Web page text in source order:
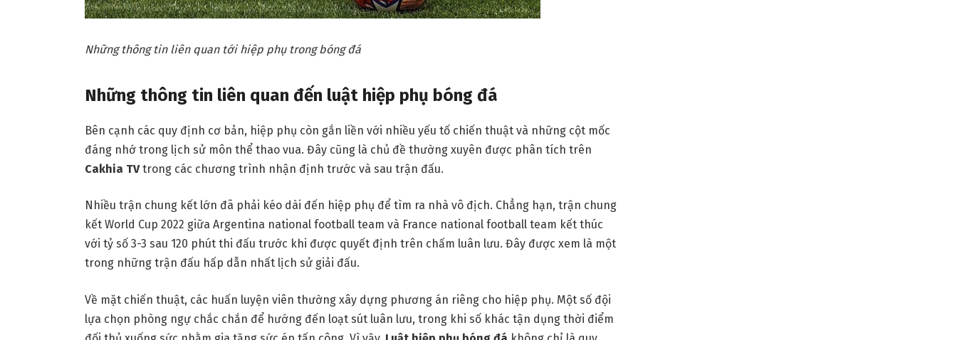
Những thông tin liên quan tới hiệp phụ trong bóng đá
Những thông tin liên quan đến luật hiệp phụ bóng đá
Bên cạnh các quy định cơ bản, hiệp phụ còn gắn liền với nhiều yếu tố chiến thuật và những cột mốc
đáng nhớ trong lịch sử môn thể thao vua. Đây cũng là chủ đề thường xuyên được phân tích trên
Cakhia TVtrong các chương trình nhận định trước và sau trận đấu.
Nhiều trận chung kết lớn đã phải kéo dài đến hiệp phụ để tìm ra nhà vô địch. Chẳng hạn, trận chung
kết World Cup 2022 giữa Argentina national football team và France national football team kết thúc
với tỷ số 3-3 sau 120 phút thi đấu trước khi được quyết định trên chấm luân lưu. Đây được xem là một
trong những trận đấu hấp dẫn nhất lịch sử giải đấu.
Về mặt chiến thuật, các huấn luyện viên thường xây dựng phương án riêng cho hiệp phụ. Một số đội
lựa chọn phòng ngự chắc chắn để hướng đến loạt sút luân lưu, trong khi số khác tận dụng thời điểm